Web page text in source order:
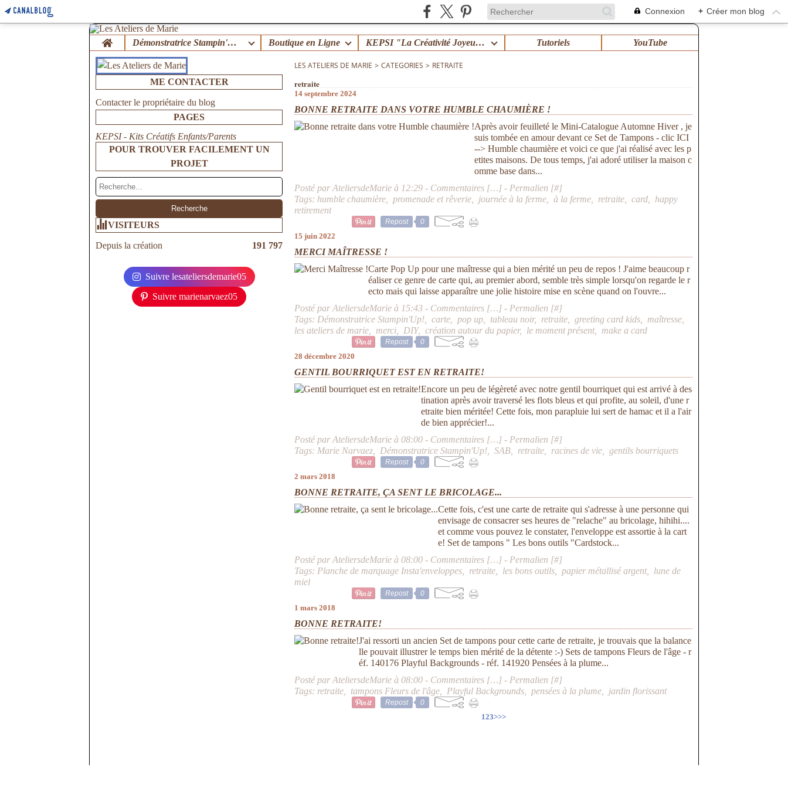
Connexion + Créer mon blog
Home Démonstratrice Stampin'Up ! Boutique en Ligne KEPSI "La Créativité Joyeuse en Famille" ! Tutoriels YouTube
ME CONTACTER
Contacter le propriétaire du blog
PAGES
KEPSI - Kits Créatifs Enfants/Parents
POUR TROUVER FACILEMENT UN
PROJET
VISITEURS
Depuis la création 191 797
Suivre lesateliersdemarie05
Suivre marienarvaez05
LES ATELIERS DE MARIE > CATEGORIES > RETRAITE
retraite
14 septembre 2024
BONNE RETRAITE DANS VOTRE HUMBLE CHAUMIÈRE !
Après avoir feuilleté le Mini-Catalogue Automne Hiver , je
suis tombée en amour devant ce Set de Tampons - clic ICI
--> Humble chaumière et voici ce que j'ai réalisé avec les p
etites maisons. De tous temps, j'ai adoré utiliser la maison c
omme base dans...
Posté par AteliersdeMarie à 12:29 - Commentaires […] - Permalien [#]
Tags: humble chaumière promenade et rêverie journée à la ferme ,à la ferme retraite ,card
happy
retirement
Repost 0
15 juin 2022
MERCI MAÎTRESSE !
Carte Pop Up pour une maîtresse qui a bien mérité un peu de repos ! J'aime beaucoup r
éaliser ce genre de carte qui, au premier abord, semble très simple lorsqu'on regarde le r
ecto mais qui laisse apparaître une jolie histoire mise en scène quand on l'ouvre...
Posté par AteliersdeMarie à 15:43 - Commentaires […] - Permalien [#]
Tags: Démonstratrice Stampin'Up! ,carte pop up tableau noir, retraite ,greeting card kids maîtresse
les ateliers de marie
merci DIY,création autour du papier, le moment présent, make a card
Repost 0
28 décembre 2020
GENTIL BOURRIQUET EST EN RETRAITE!
Encore un peu de légèreté avec notre gentil bourriquet qui est arrivé à des
tination après avoir traversé les flots bleus et qui profite, au soleil, d'une r
etraite bien méritée! Cette fois, mon parapluie lui sert de hamac et il a l'air
de bien apprécier!...
Posté par AteliersdeMarie à 08:00 - Commentaires […] - Permalien [#]
Tags: Marie Narvaez Démonstratrice Stampin'Up! ,SAB retraite racines de vie ,gentils bourriquets
Repost 0
2 mars 2018
BONNE RETRAITE, ÇA SENT LE BRICOLAGE...
Cette fois, c'est une carte de retraite qui s'adresse à une personne qui
envisage de consacrer ses heures de "relache" au bricolage, hihihi....
et comme vous pouvez le constater, l'enveloppe est assortie à la cart
e! Set de tampons " Les bons outils "Cardstock...
Posté par AteliersdeMarie à 08:00 - Commentaires […] - Permalien [#]
Tags: Planche de marquage Insta'enveloppes retraite les bons outils papier métallisé argent, lune de
miel
Repost 0
1 mars 2018
BONNE RETRAITE!
J'ai ressorti un ancien Set de tampons pour cette carte de retraite, je trouvais que la balance
lle pouvait illustrer le temps bien mérité de la détente :-) Sets de tampons Fleurs de l'âge - r
éf. 140176 Playful Backgrounds - réf. 141920 Pensées à la plume...
Posté par AteliersdeMarie à 08:00 - Commentaires […] - Permalien [#]
Tags: retraite tampons Fleurs de l'âge Playful Backgrounds pensées à la plume jardin florissant
Repost 0
123>>>